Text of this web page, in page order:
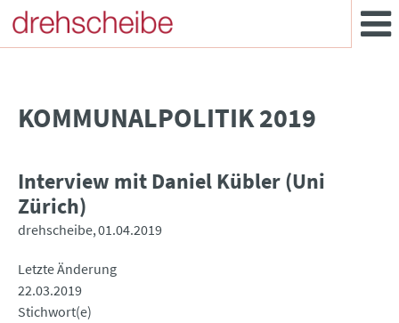
KOMMUNALPOLITIK 2019
Interview mit Daniel Kübler (Uni
Zürich)
drehscheibe 01.04.2019
Letzte Änderung
22.03.2019
Stichwort(e)